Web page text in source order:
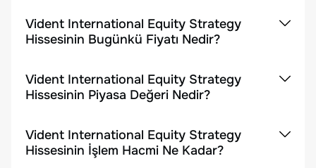
Vident International Equity Strategy
Hissesinin Bugünkü Fiyatı Nedir?
Vident International Equity Strategy
Hissesinin Piyasa Değeri Nedir?
Vident International Equity Strategy
Hissesinin İşlem Hacmi Ne Kadar?